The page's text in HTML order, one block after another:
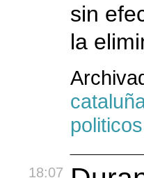
sin
la
politicos
18:07